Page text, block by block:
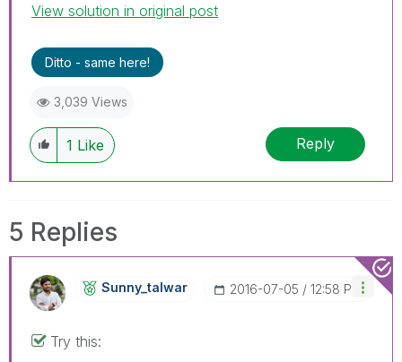
View solution in original post
Ditto - same here!
3,039 Views
1 Like Reply
5 Replies
Sunny_talwar ‎2016-07-05 12:58 PM
Try this: